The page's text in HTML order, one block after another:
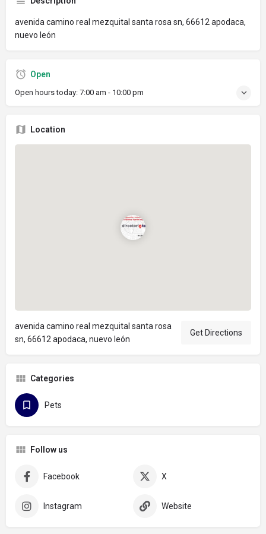
avenida camino real mezquital santa rosa sn, 66612 apodaca,
nuevo león
Open
Open hours today: 7:00 am - 10:00 pm
Location
avenida camino real mezquital santa rosa
sn, 66612 apodaca, nuevo león
Get Directions
Categories
Pets
Follow us
Facebook X
Instagram Website